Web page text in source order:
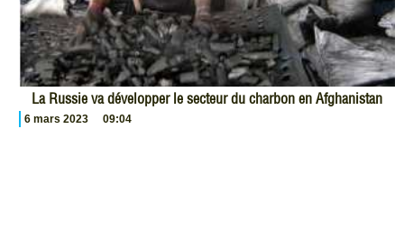
La Russie va développer le secteur du charbon en Afghanistan
6 mars 2023 09:04